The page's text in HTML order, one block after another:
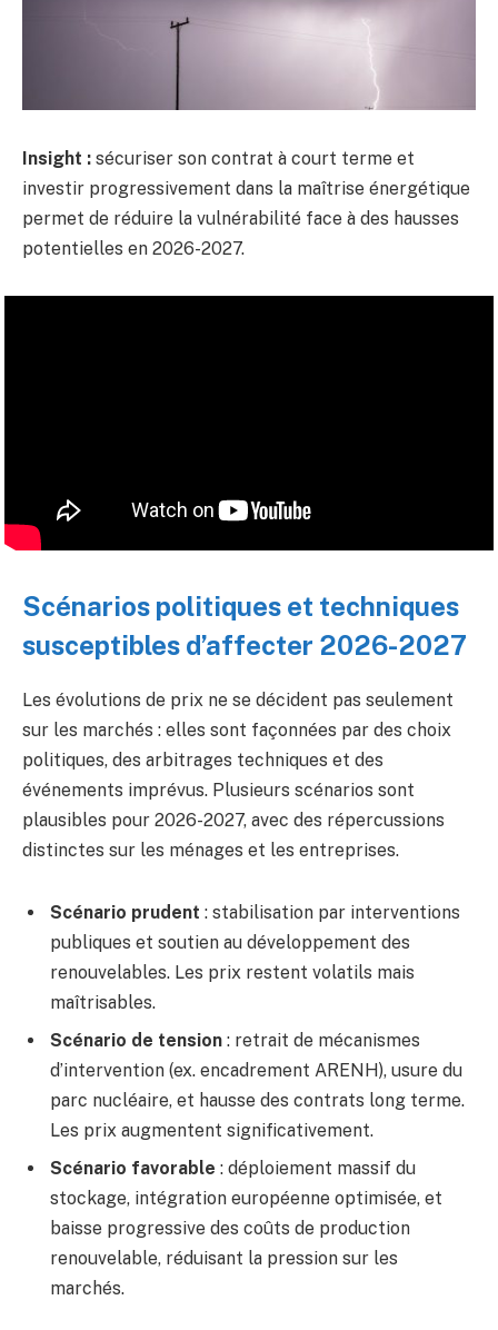
Insight : sécuriser son contrat à court terme et
investir progressivement dans la maîtrise énergétique
permet de réduire la vulnérabilité face à des hausses
potentielles en 2026-2027.
Scénarios politiques et techniques
susceptibles d’affecter 2026-2027
Les évolutions de prix ne se décident pas seulement
sur les marchés : elles sont façonnées par des choix
politiques, des arbitrages techniques et des
événements imprévus. Plusieurs scénarios sont
plausibles pour 2026-2027, avec des répercussions
distinctes sur les ménages et les entreprises.
Scénario prudent : stabilisation par interventions
publiques et soutien au développement des
renouvelables. Les prix restent volatils mais
maîtrisables.
Scénario de tension : retrait de mécanismes
d’intervention (ex. encadrement ARENH), usure du
parc nucléaire, et hausse des contrats long terme.
Les prix augmentent significativement.
Scénario favorable : déploiement massif du
stockage, intégration européenne optimisée, et
baisse progressive des coûts de production
renouvelable, réduisant la pression sur les
marchés.